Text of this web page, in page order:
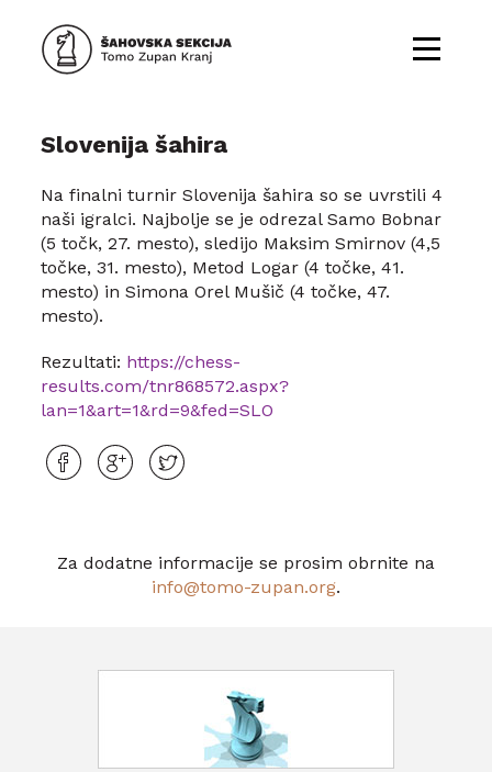
Slovenija šahira
Na finalni turnir Slovenija šahira so se uvrstili 4
naši igralci. Najbolje se je odrezal Samo Bobnar
(5 točk, 27. mesto), sledijo Maksim Smirnov (4,5
točke, 31. mesto), Metod Logar (4 točke, 41.
mesto) in Simona Orel Mušič (4 točke, 47.
mesto).
Rezultati: https://chess-
results.com/tnr868572.aspx?
lan=1&art=1&rd=9&fed=SLO
Za dodatne informacije se prosim obrnite na
info@tomo-zupan.org.